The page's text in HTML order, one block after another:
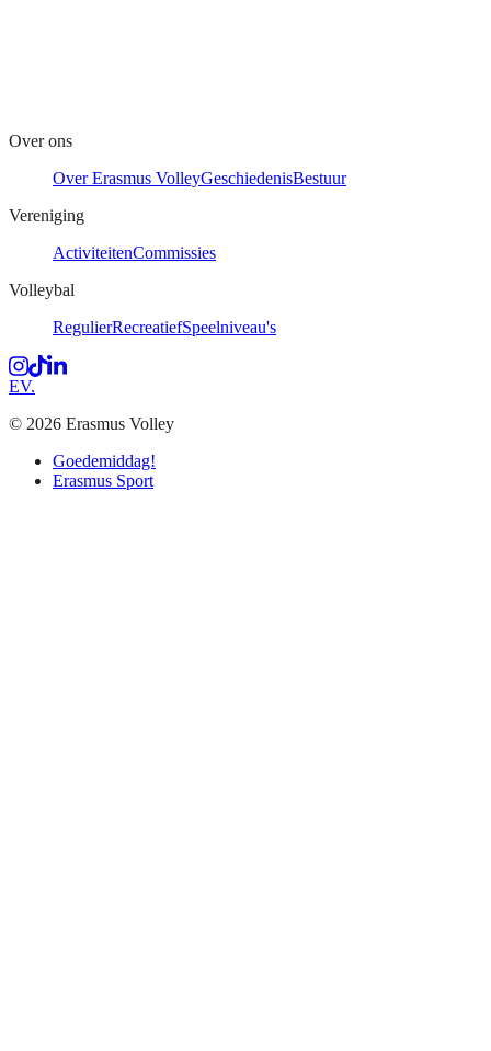
Over ons
Over Erasmus VolleyGeschiedenisBestuur
Vereniging
ActiviteitenCommissies
Volleybal
RegulierRecreatiefSpeelniveau's
Instagram
TiktokLinkedIn
EV.
© 2026 Erasmus Volley
Goedemiddag!
Erasmus Sport